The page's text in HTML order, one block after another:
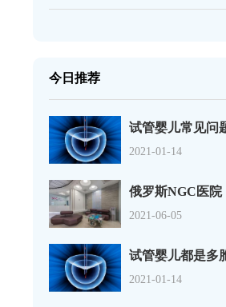
今日推荐
2021-01-14
俄罗斯NGC医院
2021-06-05
2021-01-14